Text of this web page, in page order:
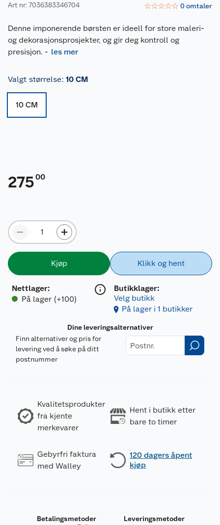
Art nr: 7036383346704 ☆☆☆☆☆ 0omtaler
Denne imponerende børsten er ideell for store maleri-
og dekorasjonsprosjekter, og gir deg kontroll og
presisjon. - les mer
Valgt størrelse: 10 CM
10 CM
27500
Kjøp
Nettlager:
På lager (+100)
Klikk og hent
Butikklager:
Velg butikk
På lager i 1 butikker
Dine leveringsalternativer
Finn alternativer og pris for
levering ved å søke på ditt
postnummer
Kvalitetsprodukter
fra kjente
merkevarer
Hent i butikk etter
bare to timer
Gebyrfri faktura
med Walley
120 dagers åpent
kjøp
Betalingsmetoder Leveringsmetoder